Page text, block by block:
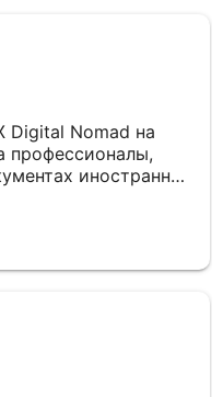
Digital Nomad на
профессионалы,
иностранных
на
оплаты
отпечатки и